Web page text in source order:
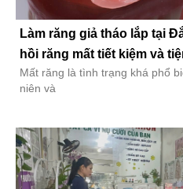
Làm răng giả tháo lắp tại
hồi răng mất tiết kiệm và
Mất răng là tình trạng khá phổ
niên và